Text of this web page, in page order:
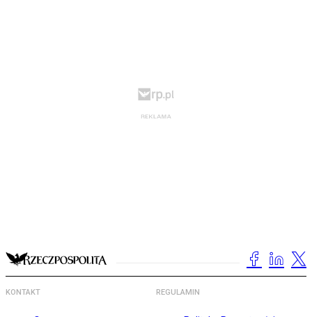
KONTAKT REGULAMIN